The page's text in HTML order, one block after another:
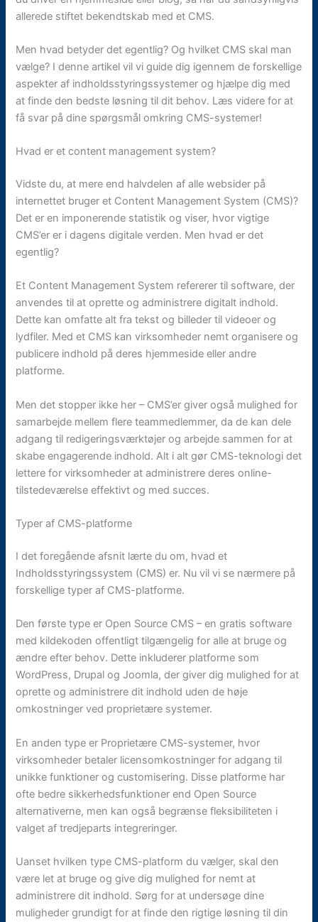
allerede stiftet bekendtskab med et CMS.
Men hvad betyder det egentlig? Og hvilket CMS skal man
vælge? I denne artikel vil vi guide dig igennem de forskellige
aspekter af indholdsstyringssystemer og hjælpe dig med
at finde den bedste løsning til dit behov. Læs videre for at
få svar på dine spørgsmål omkring CMS-systemer!
Hvad er et content management system?
Vidste du, at mere end halvdelen af alle websider på
internettet bruger et Content Management System (CMS)?
Det er en imponerende statistik og viser, hvor vigtige
CMS’er er i dagens digitale verden. Men hvad er det
egentlig?
Et Content Management System refererer til software, der
anvendes til at oprette og administrere digitalt indhold.
Dette kan omfatte alt fra tekst og billeder til videoer og
lydfiler. Med et CMS kan virksomheder nemt organisere og
publicere indhold på deres hjemmeside eller andre
platforme.
Men det stopper ikke her – CMS’er giver også mulighed for
samarbejde mellem flere teammedlemmer, da de kan dele
adgang til redigeringsværktøjer og arbejde sammen for at
skabe engagerende indhold. Alt i alt gør CMS-teknologi det
lettere for virksomheder at administrere deres online-
tilstedeværelse effektivt og med succes.
Typer af CMS-platforme
I det foregående afsnit lærte du om, hvad et
Indholdsstyringssystem (CMS) er. Nu vil vi se nærmere på
forskellige typer af CMS-platforme.
Den første type er Open Source CMS – en gratis software
med kildekoden offentligt tilgængelig for alle at bruge og
ændre efter behov. Dette inkluderer platforme som
WordPress, Drupal og Joomla, der giver dig mulighed for at
oprette og administrere dit indhold uden de høje
omkostninger ved proprietære systemer.
En anden type er Proprietære CMS-systemer, hvor
virksomheder betaler licensomkostninger for adgang til
unikke funktioner og customisering. Disse platforme har
ofte bedre sikkerhedsfunktioner end Open Source
alternativerne, men kan også begrænse fleksibiliteten i
valget af tredjeparts integreringer.
Uanset hvilken type CMS-platform du vælger, skal den
være let at bruge og give dig mulighed for nemt at
administrere dit indhold. Sørg for at undersøge dine
muligheder grundigt for at finde den rigtige løsning til din